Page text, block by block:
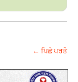
← ਪਿਛੇ ਪਰਤੋ